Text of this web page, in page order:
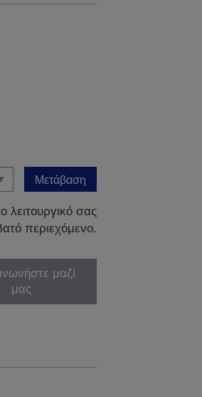
Μετάβαση
λειτουργικό σας
περιεχόμενο.
μαζί
μας